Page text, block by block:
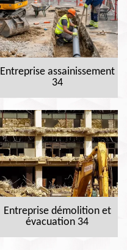
Entreprise assainissement
34
Entreprise démolition et
évacuation 34